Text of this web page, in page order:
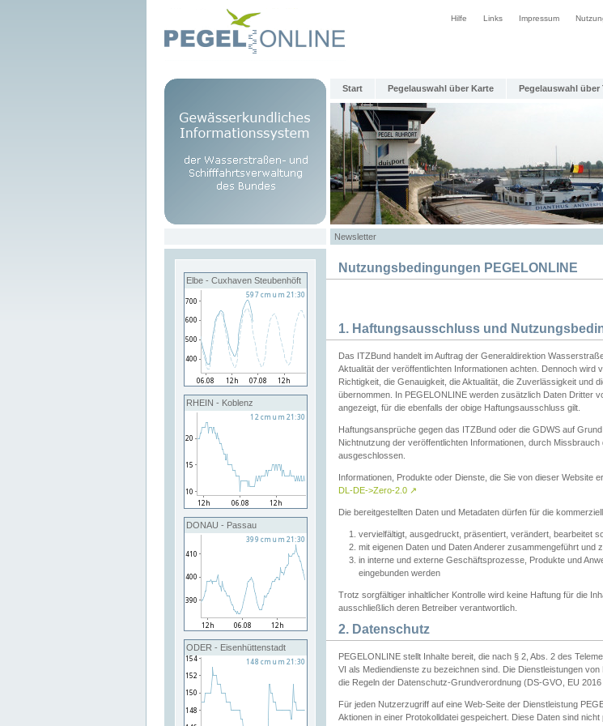
Hilfe Links Impressum
Start Pegelauswahl über Karte Pegelauswahl über
Newsletter
Elbe - Cuxhaven Steubenhöft
RHEIN - Koblenz
DONAU - Passau
ODER - Eisenhüttenstadt
Nutzungsbedingungen PEGELONLINE
1. Haftungsausschluss und
Das ITZBund handelt im Auftrag der Generaldirektion
Aktualität der veröffentlichten Informationen achten. Dennoch
Richtigkeit, die Genauigkeit, die Aktualität, die Zuverlässigkeit und
übernommen. In PEGELONLINE werden zusätzlich Daten Dritter
angezeigt, für die ebenfalls der obige Haftungsausschluss gilt.
Haftungsansprüche gegen das ITZBund oder die GDWS auf
Nichtnutzung der veröffentlichten Informationen, durch
ausgeschlossen.
Informationen, Produkte oder Dienste, die Sie von dieser Website
DL-DE->Zero-2.0 ↗
Die bereitgestellten Daten und Metadaten dürfen für die
vervielfältigt, ausgedruckt, präsentiert, verändert, bearbeitet
mit eigenen Daten und Daten Anderer zusammengeführt
in interne und externe Geschäftsprozesse, Produkte und
eingebunden werden
Trotz sorgfältiger inhaltlicher Kontrolle wird keine Haftung für die
ausschließlich deren Betreiber verantwortlich.
2. Datenschutz
PEGELONLINE stellt Inhalte bereit, die nach § 2, Abs. 2 des
VI als Mediendienste zu bezeichnen sind. Die Dienstleistungen
die Regeln der Datenschutz-Grundverordnung (DS-GVO, EU
Für jeden Nutzerzugriff auf eine Web-Seite der Dienstleistung
Aktionen in einer Protokolldatei gespeichert. Diese Daten sind